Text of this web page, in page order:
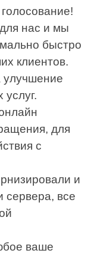
нас и мы
быстро
клиентов.
улучшение
услуг.
для
с
и
сервера, все
ваше